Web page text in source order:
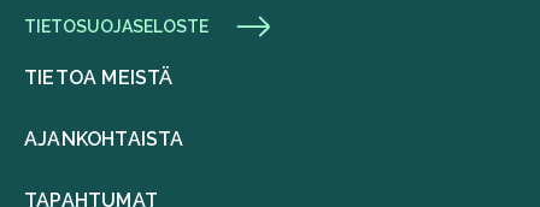
TIETOSUOJASELOSTE
TIETOA MEISTÄ
AJANKOHTAISTA
TAPAHTUMAT